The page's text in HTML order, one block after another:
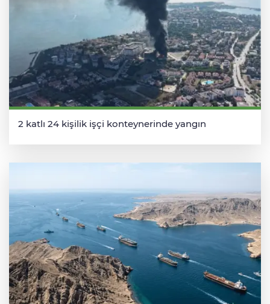
2 katlı 24 kişilik işçi konteynerinde yangın